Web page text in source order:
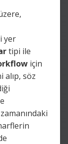
yer
tipi ile
için
alıp, söz